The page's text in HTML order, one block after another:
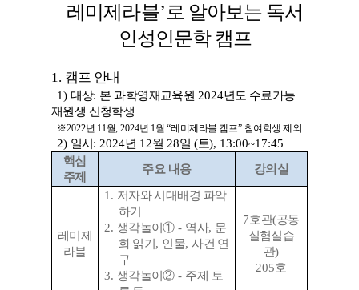
레미제라블’ 로 알아보는 독서
인성인문학 캠프
1. 캠프 안내
1) 대상: 본 과학영재교육원 2024년도 수료가능
재원생 신청학생
※2022년 11 월 , 2024년 1 월“레미제라블 캠프” 참여학생 제외
2) 일시 : 2024년 12월 28일 (토), 13:00~17:45
핵심
주제
주요 내용 강의실
레미제
라블
1. 저자와 시대배경 파악
하기
2. 생각놀이①- 역사, 문
화 읽기 , 인물,사건 연
구
3. 생각놀이②- 주제 토
7호관(공동
실험실습
관)
205호